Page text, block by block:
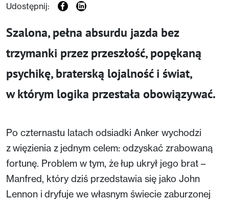
Udostępnij:
Szalona, pełna absurdu jazda bez
trzymanki przez przeszłość, popękaną
psychikę, braterską lojalność i świat,
w którym logika przestała obowiązywać.
Po czternastu latach odsiadki Anker wychodzi
z więzienia z jednym celem: odzyskać zrabowaną
fortunę. Problem w tym, że łup ukrył jego brat –
Manfred, który dziś przedstawia się jako John
Lennon i dryfuje we własnym świecie zaburzonej